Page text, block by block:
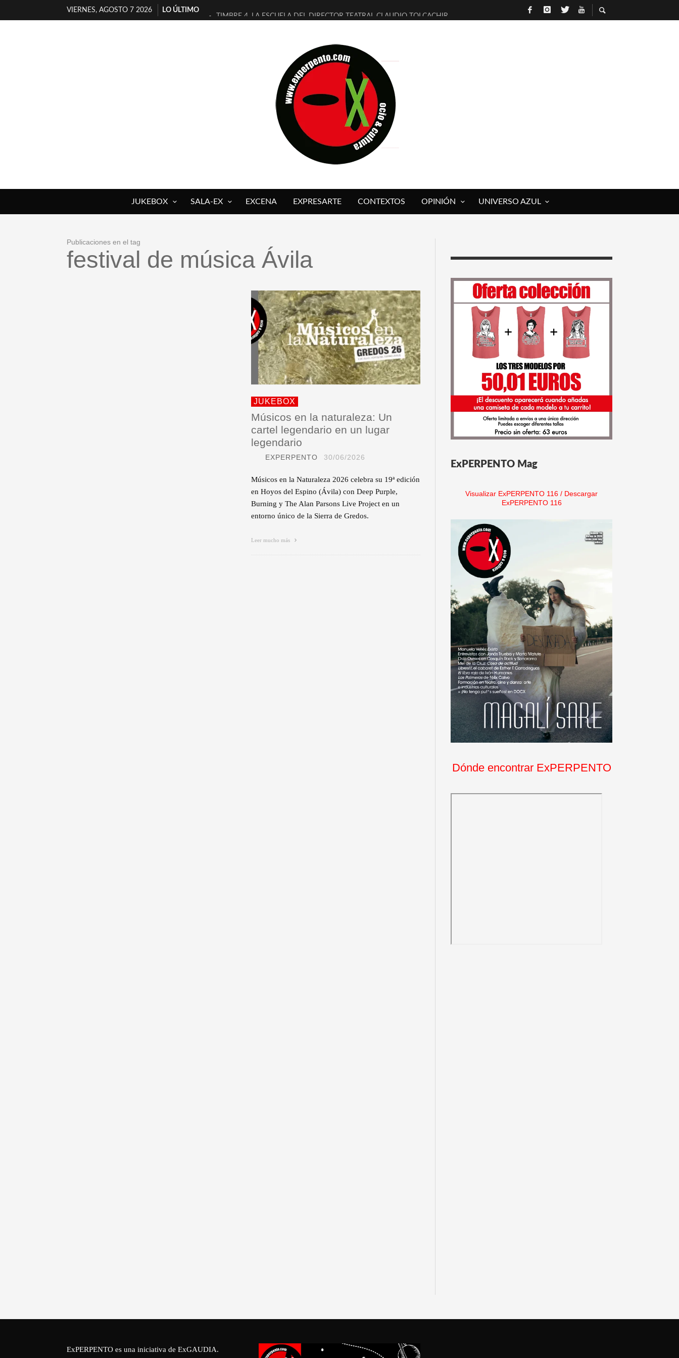
VIERNES, AGOSTO 7 2026
LO ÚLTIMO
TIMBRE 4, LA ESCUELA DEL DIRECTOR TEATRAL CLAUDIO TOLCACHIR
MILITARES JUDÍAS EN #EXVITA
D’BALDOMEROS REINVENTAN [BITÁCORA 3.0] EN EXVITA
MARSHALL FLASH PRESENTA EN EXVITA [RELATIVA SENCILLEZ]
JOFRE BARDAGÍ EN EXVITA INTERPRETANDO A SERRAT
YORCH PRESENTA [CURSO DE ARMONÍA PERSECUTORIA] EN EXVITA
MAGALÍ SARE NOS EXPLICA [DESCASADA]
«NO TENGO PUTOS SUEÑOS»
JUKEBOX SALA-EX EXCENA EXPRESARTE CONTEXTOS OPINIÓN UNIVERSO AZUL
Publicaciones en el tag
festival de música Ávila
JUKEBOX
Músicos en la naturaleza: Un
cartel legendario en un lugar
legendario
EXPERPENTO 30/06/2026
Músicos en la Naturaleza 2026 celebra su 19ª edición
en Hoyos del Espino (Ávila) con Deep Purple,
Burning y The Alan Parsons Live Project en un
entorno único de la Sierra de Gredos.
Leer mucho más
ExPERPENTO Mag
Visualizar ExPERPENTO 116 / Descargar
ExPERPENTO 116
Dónde encontrar ExPERPENTO
ExPERPENTO es una iniciativa de ExGAUDIA.